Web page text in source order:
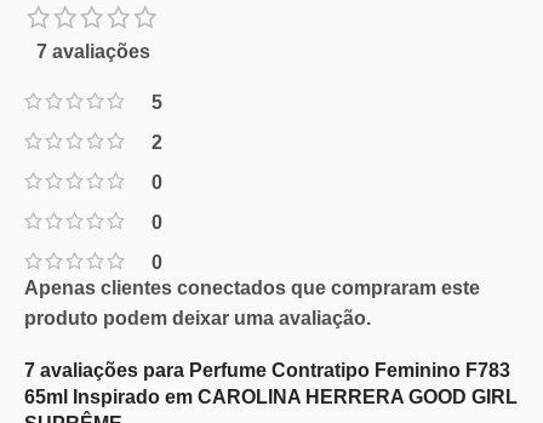
7 avaliações
5
2
0
0
0
7 avaliações para Perfume Contratipo Feminino F783
65ml Inspirado em CAROLINA HERRERA GOOD GIRL
Apenas clientes conectados que compraram este
produto podem deixar uma avaliação.